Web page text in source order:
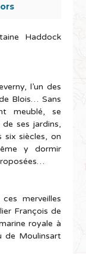
Haddock
l’un des
Blois… Sans
meublé, se
ses jardins,
siècles, on
y dormir
merveilles
François de
royale à
de Moulinsart